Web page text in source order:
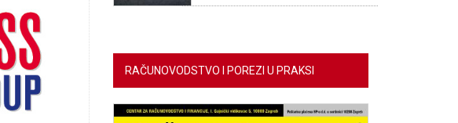
RAČUNOVODSTVO I POREZI U PRAKSI